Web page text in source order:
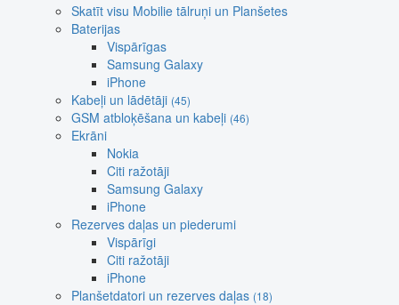
Skatīt visu Mobilie tālruņi un Planšetes
Baterijas
Vispārīgas
Samsung Galaxy
iPhone
Kabeļi un lādētāji (45)
GSM atbloķēšana un kabeļi (46)
Ekrāni
Nokia
Citi ražotāji
Samsung Galaxy
iPhone
Rezerves daļas un piederumi
Vispārīgi
Citi ražotāji
iPhone
Planšetdatori un rezerves daļas (18)